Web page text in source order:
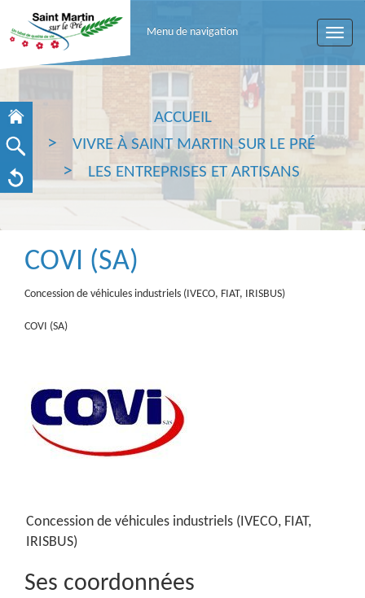
Toggle
Menu de navigation
ACCUEIL
VIVRE À SAINT MARTIN SUR LE PRÉ
LES ENTREPRISES ET ARTISANS
COVI (SA)
Concession de véhicules industriels (IVECO, FIAT, IRISBUS)
COVI (SA)
Concession de véhicules industriels (IVECO, FIAT,
IRISBUS)
Ses coordonnées